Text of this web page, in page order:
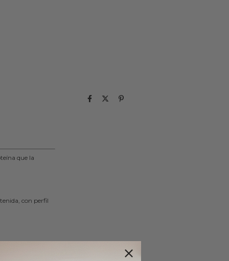
que la
con perfil
cubrís con